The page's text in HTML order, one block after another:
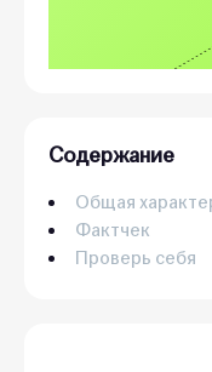
Содержание
Общая
Фактчек
Проверь себя